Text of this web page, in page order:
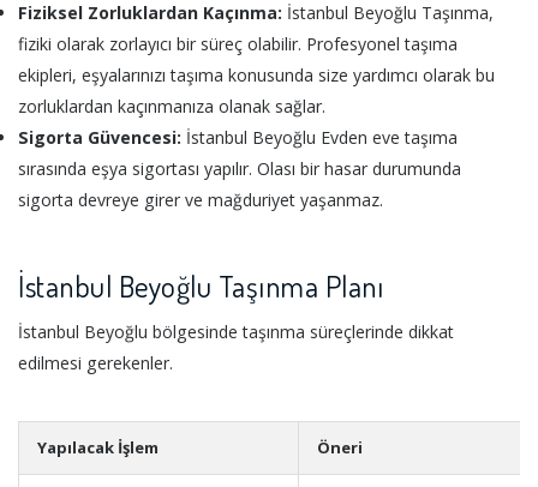
Fiziksel Zorluklardan Kaçınma: İstanbul Beyoğlu Taşınma,
fiziki olarak zorlayıcı bir süreç olabilir. Profesyonel taşıma
ekipleri, eşyalarınızı taşıma konusunda size yardımcı olarak bu
zorluklardan kaçınmanıza olanak sağlar.
Sigorta Güvencesi: İstanbul Beyoğlu Evden eve taşıma
sırasında eşya sigortası yapılır. Olası bir hasar durumunda
sigorta devreye girer ve mağduriyet yaşanmaz.
İstanbul Beyoğlu Taşınma Planı
İstanbul Beyoğlu bölgesinde taşınma süreçlerinde dikkat
edilmesi gerekenler.
Yapılacak İşlem Öneri